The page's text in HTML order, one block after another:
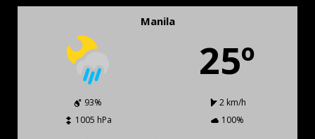
Manila
25º
93%
2 km/h
1005 hPa
100%